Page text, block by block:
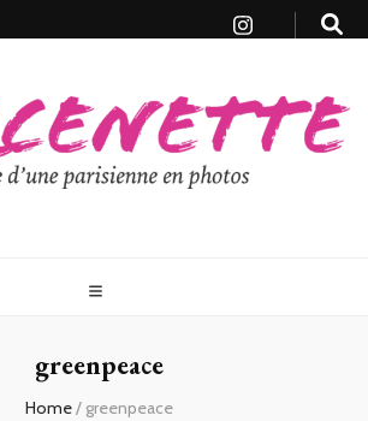
greenpeace
Home/ greenpeace